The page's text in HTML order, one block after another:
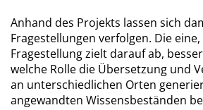
Anhand des Projekts lassen sich
Fragestellungen verfolgen. Die
Fragestellung zielt darauf ab,
welche Rolle die Übersetzung und
an unterschiedlichen Orten
angewandten Wissensbeständen